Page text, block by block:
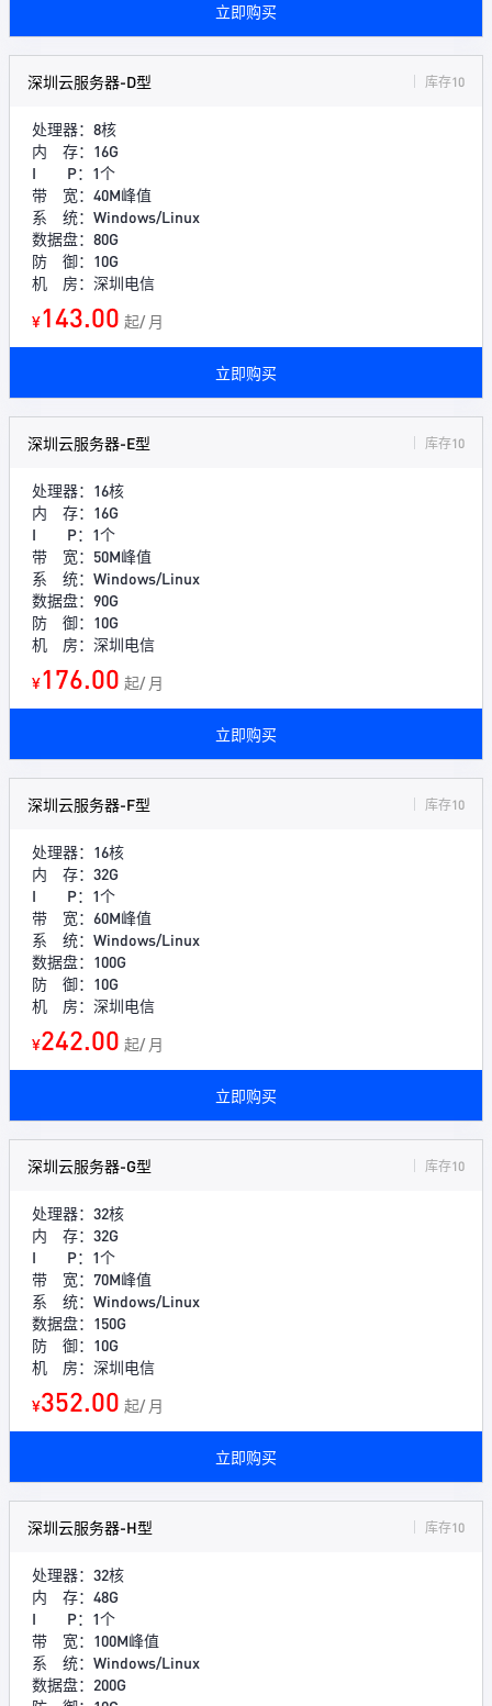
立即购买
深圳云服务器-D型 库存10
处理器：8核
内 存：16G
I P：1个
带 宽：40M峰值
系 统：Windows/Linux
数据盘：80G
防 御：10G
机 房：深圳电信
¥143.00 起/ 月
立即购买
深圳云服务器-E型 库存10
处理器：16核
内 存：16G
I P：1个
带 宽：50M峰值
系 统：Windows/Linux
数据盘：90G
防 御：10G
机 房：深圳电信
¥176.00 起/ 月
立即购买
深圳云服务器-F型 库存10
处理器：16核
内 存：32G
I P：1个
带 宽：60M峰值
系 统：Windows/Linux
数据盘：100G
防 御：10G
机 房：深圳电信
¥242.00 起/ 月
立即购买
深圳云服务器-G型 库存10
处理器：32核
内 存：32G
I P：1个
带 宽：70M峰值
系 统：Windows/Linux
数据盘：150G
防 御：10G
机 房：深圳电信
¥352.00 起/ 月
立即购买
深圳云服务器-H型 库存10
处理器：32核
内 存：48G
I P：1个
带 宽：100M峰值
系 统：Windows/Linux
数据盘：200G